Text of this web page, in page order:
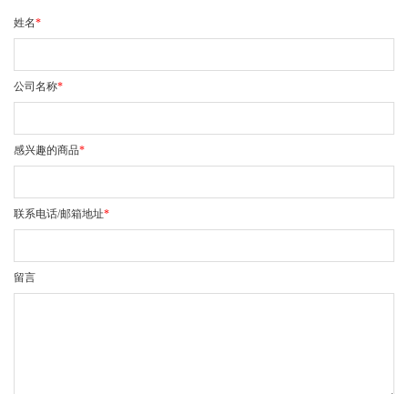
姓名*
公司名称*
感兴趣的商品*
联系电话/邮箱地址*
留言